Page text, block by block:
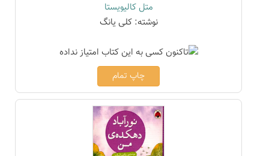
متل کالیویستا
نوشته: کلی یانگ
چاپ تمام